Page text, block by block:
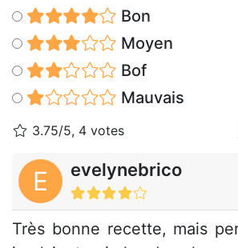
Bon
Moyen
Bof
Mauvais
3.75/5, 4 votes
E evelynebrico
Très bonne recette, mais